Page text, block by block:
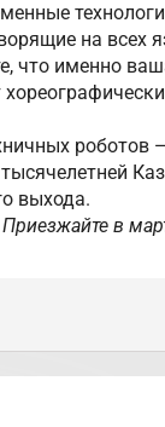
на всех
что именно
роботов
выхода.
Приезжайте в